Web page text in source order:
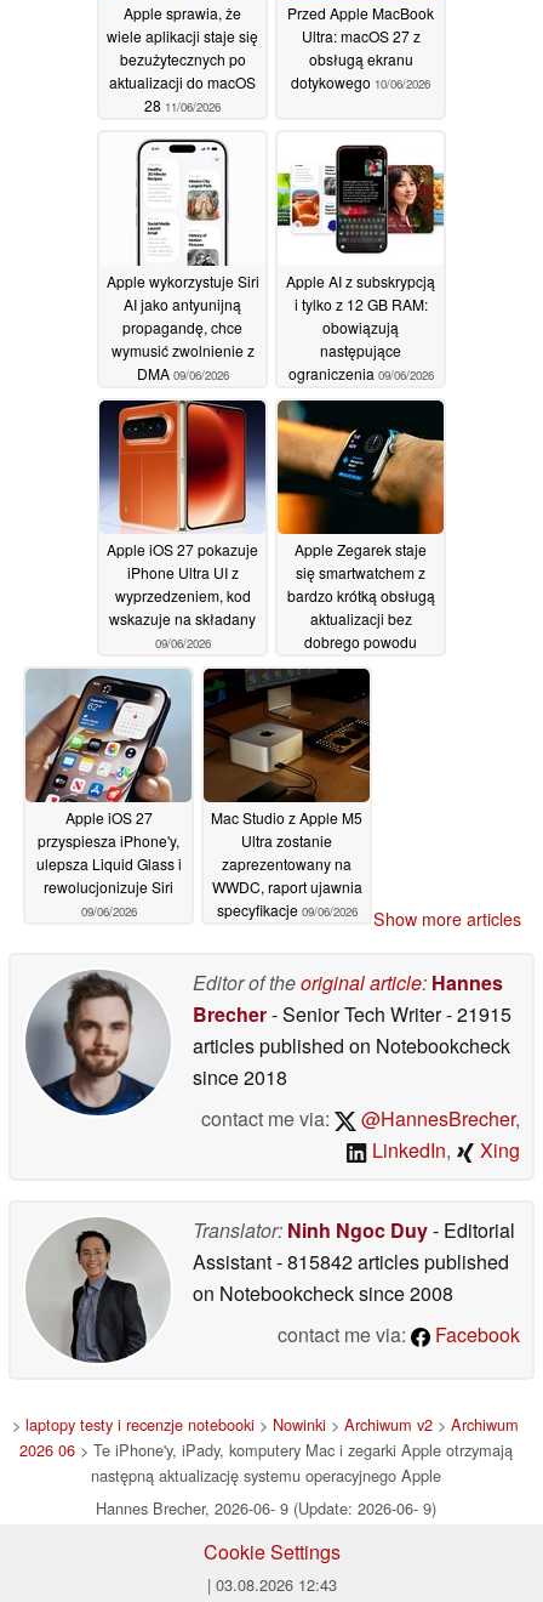
Apple sprawia, że
wiele aplikacji staje się
bezużytecznych po
aktualizacji do macOS
28 11/06/2026
Przed Apple MacBook
Ultra: macOS 27 z
obsługą ekranu
dotykowego 10/06/2026
Apple wykorzystuje Siri
AI jako antyunijną
propagandę, chce
wymusić zwolnienie z
DMA 09/06/2026
Apple AI z subskrypcją
i tylko z 12 GB RAM:
obowiązują
następujące
ograniczenia 09/06/2026
Apple iOS 27 pokazuje
iPhone Ultra UI z
wyprzedzeniem, kod
wskazuje na składany
09/06/2026
Apple Zegarek staje
się smartwatchem z
bardzo krótką obsługą
aktualizacji bez
dobrego powodu
09/06/2026
Apple iOS 27
przyspiesza iPhone'y,
ulepsza Liquid Glass i
rewolucjonizuje Siri
09/06/2026
Mac Studio z Apple M5
Ultra zostanie
zaprezentowany na
WWDC, raport ujawnia
specyfikacje 09/06/2026 Show more articles
Editor of theoriginal article: Hannes
Brecher- Senior Tech Writer- 21915
articles published on Notebookcheck
since 2018
contact me via:
@HannesBrecher,
LinkedIn, Xing
Translator: Ninh Ngoc Duy- Editorial
Assistant- 815842 articles published
on Notebookchecksince 2008
contact me via:
Facebook
> laptopy testy i recenzje notebooki > Nowinki > Archiwum v2 > Archiwum
2026 06> Te iPhone'y, iPady, komputery Mac i zegarki Apple otrzymają
następną aktualizację systemu operacyjnego Apple
Hannes Brecher, 2026-06- 9 (Update: 2026-06- 9)
Cookie Settings
| 03.08.2026 12:43